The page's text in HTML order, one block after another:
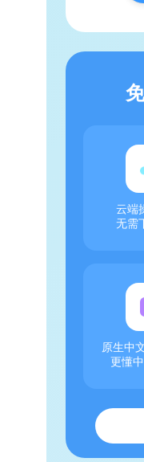
云端
无需
原生中
更懂